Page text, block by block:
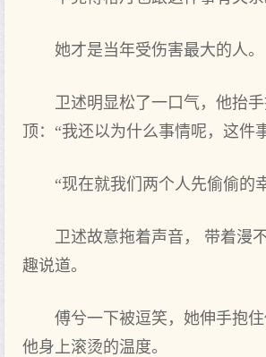
她才是当年受伤害最大的人。
卫述明显松了一口气，他抬
顶：“我还以为什么事情呢，这件
“现在就我们两个人先偷偷的
卫述故意拖着声音， 带着漫
趣说道。
傅兮一下被逗笑，她伸手抱
他身上滚烫的温度。